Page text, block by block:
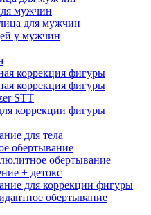
мужчин
для мужчин
у мужчин
коррекция фигуры
коррекция фигуры
STT
коррекции фигуры
для тела
обертывание
обертывание
+ детокс
для коррекции фигуры
обертывание